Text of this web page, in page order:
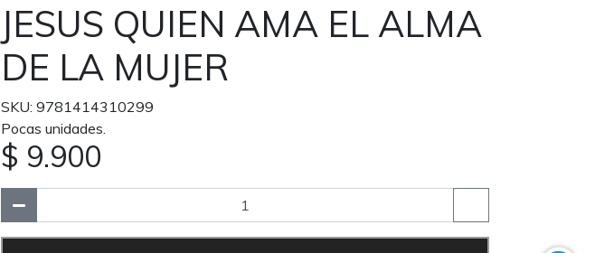
JESUS QUIEN AMA EL ALMA
DE LA MUJER
SKU: 9781414310299
Pocas unidades.
$ 9.900